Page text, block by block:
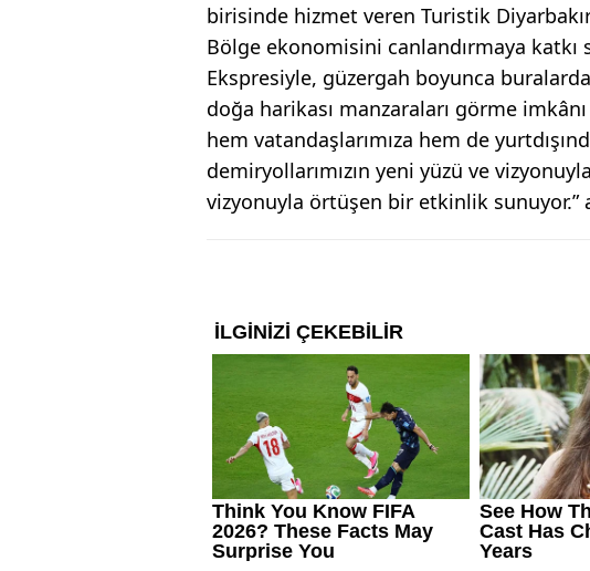
birisinde hizmet veren Turistik
Bölge ekonomisini canlandırmaya katkı
Ekspresiyle, güzergah boyunca
doğa harikası manzaraları görme
hem vatandaşlarımıza hem de
demiryollarımızın yeni yüzü ve
vizyonuyla örtüşen bir etkinlik sunuyor.”